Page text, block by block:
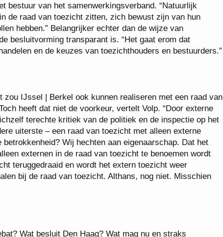
bestuur van het samenwerkingsverband. “Natuurlijk
de raad van toezicht zitten, zich bewust zijn van hun
hebben.” Belangrijker echter dan de wijze van
besluitvorming transparant is. “Het gaat erom dat
en de keuzes van toezichthouders en bestuurders.”
IJssel | Berkel ook kunnen realiseren met een raad van
heeft dat niet de voorkeur, vertelt Volp. “Door externe
terechte kritiek van de politiek en de inspectie op het
uiterste – een raad van toezicht met alleen externe
Wij hechten aan eigenaarschap. Dat het
externen in de raad van toezicht te benoemen wordt
teruggedraaid en wordt het extern toezicht weer
bij de raad van toezicht. Althans, nog niet. Misschien
Wat besluit Den Haag? Wat mag nu en straks